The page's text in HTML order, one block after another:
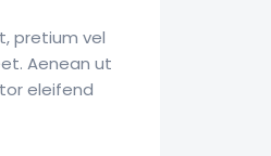
pretium vel
Aenean ut
eleifend